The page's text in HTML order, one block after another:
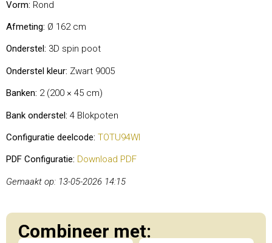
Vorm: Rond
Afmeting: Ø 162 cm
Onderstel: 3D spin poot
Onderstel kleur: Zwart 9005
Banken: 2 (200 × 45 cm)
Bank onderstel: 4 Blokpoten
Configuratie deelcode: TOTU94WI
PDF Configuratie: Download PDF
Gemaakt op: 13-05-2026 14:15
Combineer met: